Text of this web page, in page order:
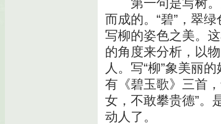
第一句是写树
而成的。“碧”，翠
写柳的姿色之美。
的角度来分析，以
人。写“柳”象美丽
有《碧玉歌》三首
女，不敢攀贵德”。
动人了。